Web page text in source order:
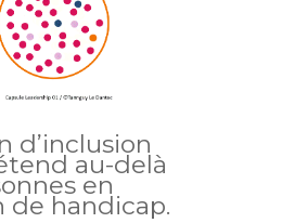
d’inclusion
au-delà
en
de handicap.